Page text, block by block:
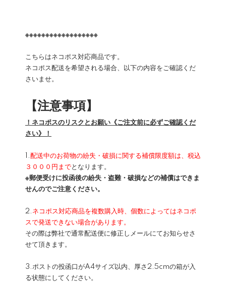
※※※※※※※※※※※※※※※※※※
こちらはネコポス対応商品です。
ネコポス配送を希望される場合、以下の内容をご確認くだ
さいませ。
【注意事項】
！ネコポスのリスクとお願い《ご注文前に必ずご確認くだ
さい》！
1.配送中のお荷物の紛失・破損に関する補償限度額は、税込
３０００円までとなります。
※郵便受けに投函後の紛失・盗難・破損などの補償はできま
せんのでご注意ください。
2. ネコポス対応商品を複数購入時、個数によってはネコポ
スで発送できない場合があります。
その際は弊社で通常配送便に修正しメールにてお知らせさ
せて頂きます。
3.ポストの投函口がA4サイズ以内、厚さ2.5cmの箱が入
る状態にしてください。